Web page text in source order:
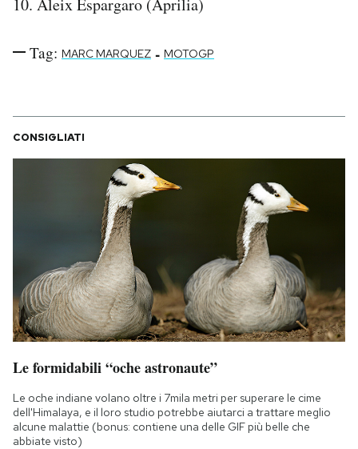
10. Aleix Espargaro (Aprilia)
Tag: MARC MARQUEZ - MOTOGP
CONSIGLIATI
Le formidabili “oche astronaute”
Le oche indiane volano oltre i 7mila metri per superare le cime
dell'Himalaya, e il loro studio potrebbe aiutarci a trattare meglio
alcune malattie (bonus: contiene una delle GIF più belle che
abbiate visto)